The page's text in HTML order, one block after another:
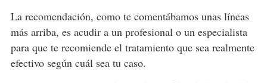
La recomendación, como te comentábamos unas líneas
más arriba, es acudir a un profesional o un especialista
para que te recomiende el tratamiento que sea realmente
efectivo según cuál sea tu caso.